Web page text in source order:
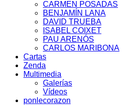
CARMEN POSADAS
BENJAMÍN LANA
DAVID TRUEBA
ISABEL COIXET
PAU ARENÓS
CARLOS MARIBONA
Cartas
Zenda
Multimedia
Galerías
Vídeos
ponlecorazon